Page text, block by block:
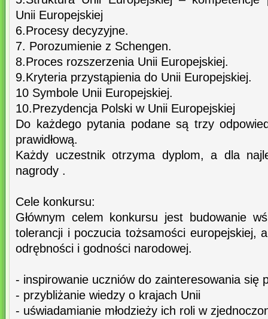
Unii Europejskiej
6.Procesy decyzyjne.
7. Porozumienie z Schengen.
8.Proces rozszerzenia Unii Europejskiej.
9.Kryteria przystąpienia do Unii Europejskiej.
10 Symbole Unii Europejskiej.
10.Prezydencja Polski w Unii Europejskiej
Do każdego pytania podane są trzy
prawidłową.
Każdy uczestnik otrzyma dyplom, a dla
nagrody .
Cele konkursu:
Głównym celem konkursu jest budowanie
tolerancji i poczucia tożsamości europejskiej,
odrębności i godności narodowej.
- inspirowanie uczniów do zainteresowania się
- przybliżanie wiedzy o krajach Unii
- uświadamianie młodzieży ich roli w